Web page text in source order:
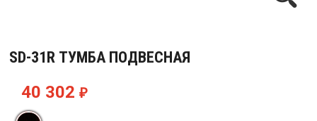
SD-31R ТУМБА ПОДВЕСНАЯ
40 302 ₽